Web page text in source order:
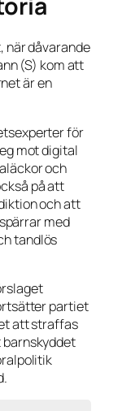
när dåvarande
(S) kom att
är en
för
mot digital
och
på att
och att
med
tandlös
partiet
att straffas